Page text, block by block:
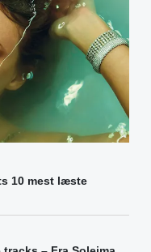
10 mest læste